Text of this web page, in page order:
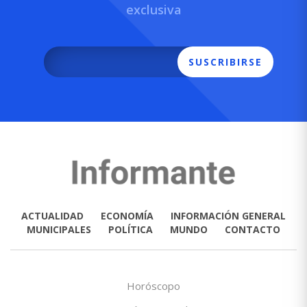
exclusiva
SUSCRIBIRSE
ACTUALIDAD ECONOMÍA
INFORMACIÓN GENERAL
MUNICIPALES
POLÍTICA MUNDO CONTACTO
Horóscopo